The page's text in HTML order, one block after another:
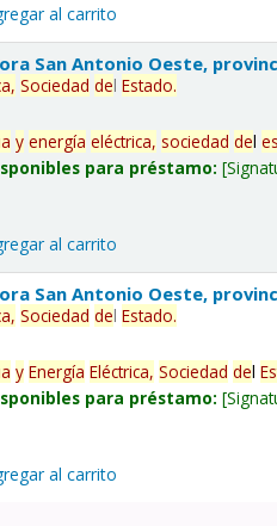
al carrito
San Antonio Oeste,
Sociedad delEstado.
y energía eléctrica, sociedad del
para préstamo:
al carrito
San Antonio Oeste,
Sociedad delEstado.
y Energía Eléctrica, Sociedad del
para préstamo:
al carrito